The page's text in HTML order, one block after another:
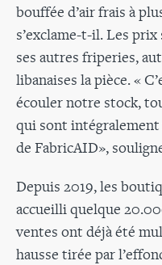
bouffée d’air frais à
s’exclame-t-il. Les
ses autres friperies,
libanaises la pièce. «
écouler notre stock,
qui sont intégralement
de FabricAID»,
Depuis 2019, les
accueilli quelque
ventes ont déjà été
hausse tirée par